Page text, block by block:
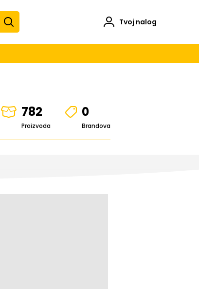
Tvoj nalog
782
Proizvoda
0
Brandova